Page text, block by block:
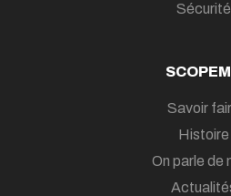
Sécurité
Savoir
Histoire
On parle de